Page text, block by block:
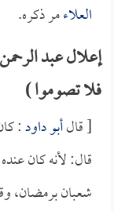
العلاءمر ذكره.
إعلال عبد
فلا تصوموا )
[ قالأبو داود:
قال: لأنه كان
شعبان برمضان،